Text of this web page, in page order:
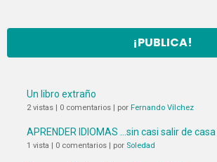
¡PUBLICA!
Un libro extraño
2 vistas | 0 comentarios | por Fernando Vílchez
APRENDER IDIOMAS …sin casi salir de casa
1 vista | 0 comentarios | por Soledad